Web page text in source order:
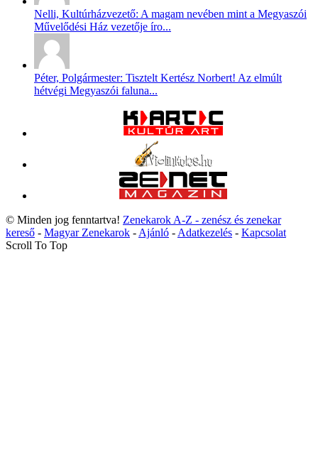
Nelli, Kultúrházvezető: A magam nevében mint a Megyaszói
Művelődési Ház vezetője íro...
Péter, Polgármester: Tisztelt Kertész Norbert! Az elmúlt
hétvégi Megyaszói faluna...
© Minden jog fenntartva! Zenekarok A-Z - zenész és zenekar
kereső - Magyar Zenekarok - Ajánló - Adatkezelés - Kapcsolat
Scroll To Top